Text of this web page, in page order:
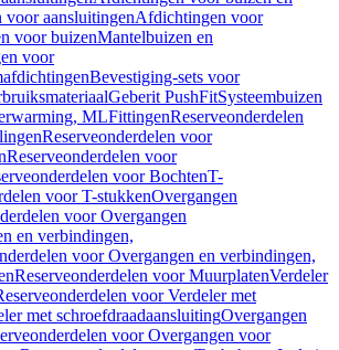
aansluitingenAfdichtingen voor
voor buizenMantelbuizen en
voor
Bevestiging-sets voor
Geberit PushFitSysteembuizen
MLFittingenReserveonderdelen
Reserveonderdelen voor
Reserveonderdelen voor
voor BochtenT-
voor T-stukkenOvergangen
voor Overgangen
en verbindingen,
voor Overgangen en verbindingen,
Reserveonderdelen voor MuurplatenVerdeler
voor Verdeler met
met schroefdraadaansluitingOvergangen
voor Overgangen voor